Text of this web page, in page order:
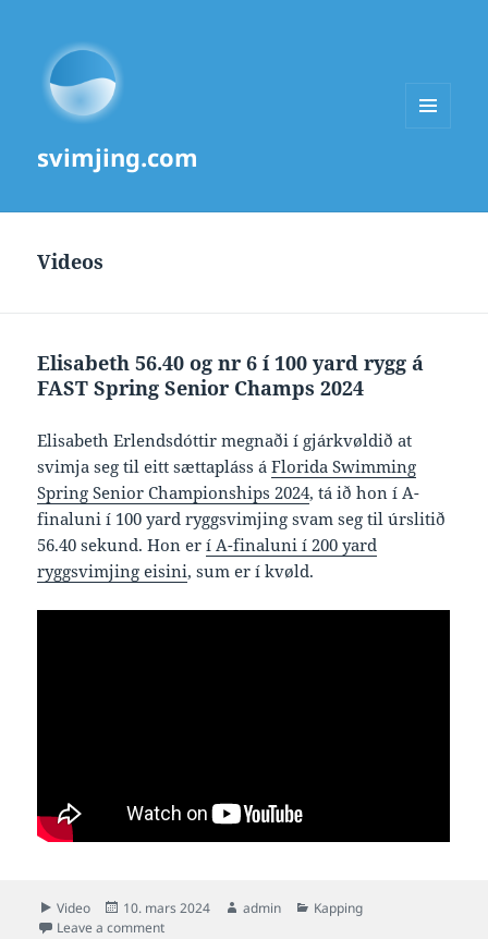
svimjing.com
Videos
Elisabeth 56.40 og nr 6 í 100 yard rygg á
FAST Spring Senior Champs 2024
Elisabeth Erlendsdóttir megnaði í gjárkvøldið at
svimja seg til eitt sættapláss áFlorida Swimming
Spring Senior Championships 2024, tá ið hon í A-
finaluni í 100 yard ryggsvimjing svam seg til úrslitið
56.40 sekund. Hon erí A-finaluni í 200 yard
ryggsvimjing eisini, sum er í kvøld.
Format
Video
Posted
on
10. mars 2024 Author
admin Categories
Kapping
Leave a commenton Elisabeth 56.40 og nr 6 í 100 yard rygg á FAST